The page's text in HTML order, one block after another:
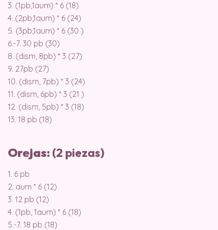
3. (1pb,1aum) * 6 (18)
4. (2pb,1aum) * 6 (24)
5. (3pb,1aum) * 6 (30 )
6.-7. 30 pb (30)
8. (dism, 8pb) * 3 (27)
9. 27pb (27)
10. (dism, 7pb) * 3 (24)
11. (dism, 6pb) * 3 (21 )
12. (dism, 5pb) * 3 (18)
13. 18 pb (18)
Orejas: (2 piezas)
1. 6 pb
2. aum * 6 (12)
3. 12 pb (12)
4. (1pb, 1aum) * 6 (18)
5.-7. 18 pb (18)